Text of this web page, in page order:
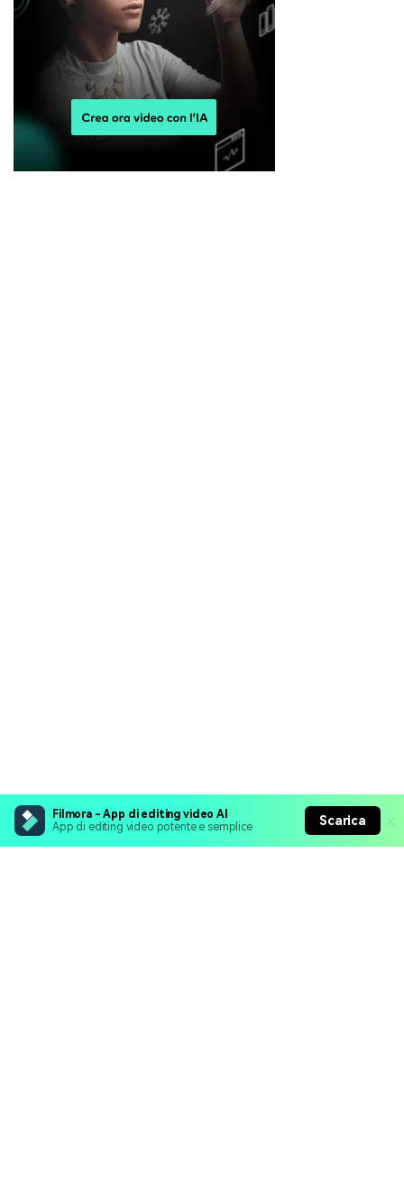
Filmora - App di editing video AI
App di editing video potente e semplice
Scarica